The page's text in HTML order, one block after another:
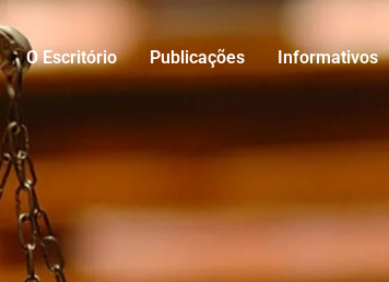
O Escritório Publicações Informativos